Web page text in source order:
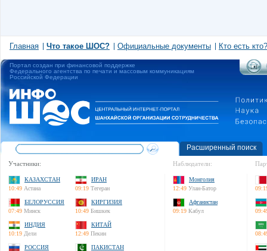
Главная Что такое ШОС? Официальные документы Кто есть кто?
Портал создан при финансовой поддержке
Федерального агентства по печати и массовым коммуникациям
Российской Федерации
Расширенный поиск
Участники:
КАЗАХСТАН
10:49 Астана
ИРАН
09:19 Тегеран
БЕЛОРУССИЯ
07:49 Минск
КИРГИЗИЯ
10:49 Бишкек
ИНДИЯ
10:19 Дели
КИТАЙ
12:49 Пекин
РОССИЯ
ПАКИСТАН
Наблюдатели:
Монголия
12:49 Улан-Батор
Афганистан
09:19 Кабул